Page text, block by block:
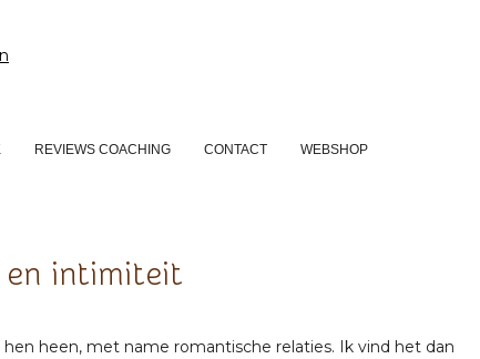
REVIEWS COACHING CONTACT WEBSHOP
en intimiteit
heen, met name romantische relaties. Ik vind het dan